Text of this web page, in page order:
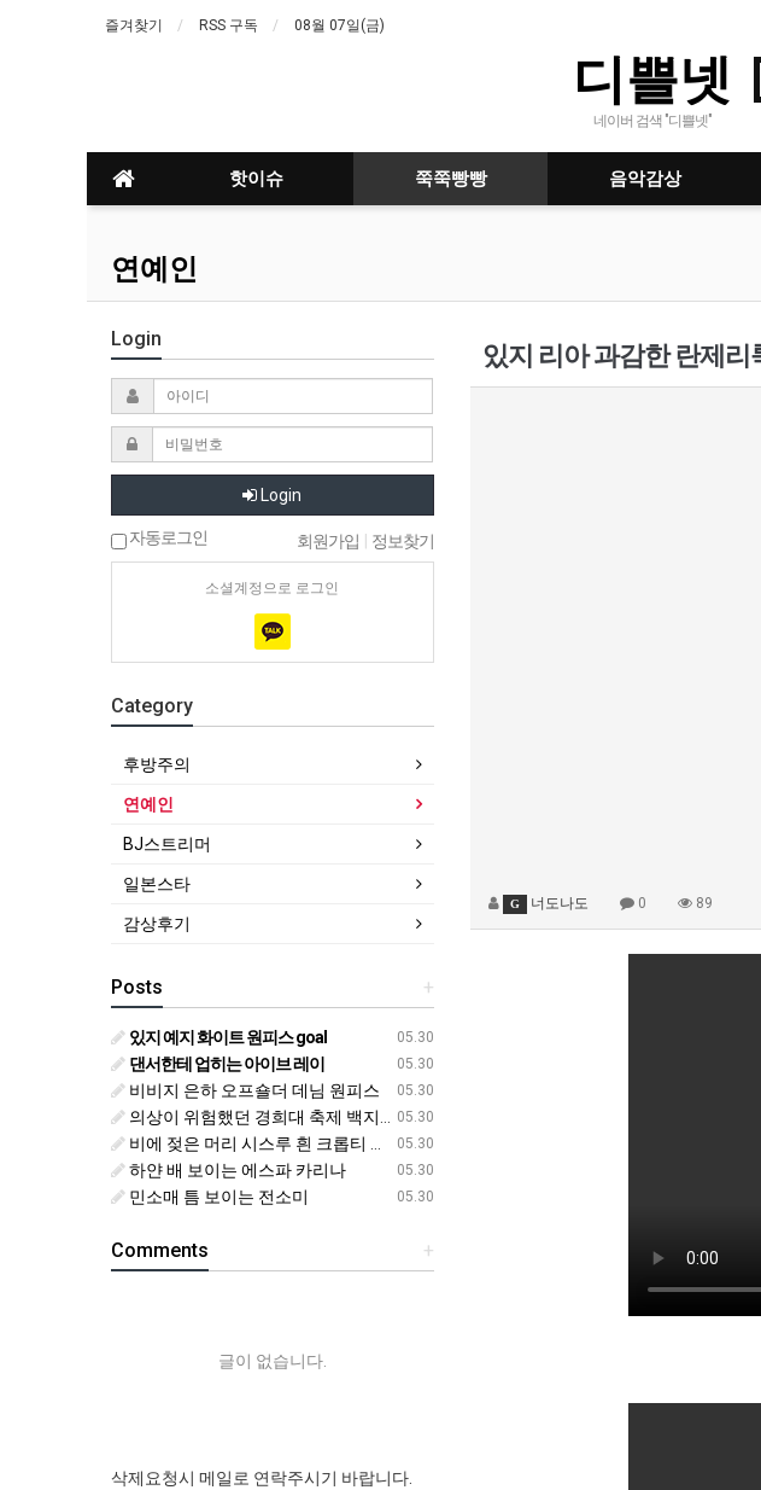
즐겨찾기 RSS 구독 08월 07일(금)
디쁠넷
네이버 검색 "디쁠넷"
핫이슈 쭉쭉빵빵 음악감상
연예인
있지 리아 과감한 란제리
G 너도나도 0 89
Login
Login
자동로그인 회원가입 정보찾기
소셜계정으로 로그인
Category
후방주의
연예인
BJ스트리머
일본스타
감상후기
+
Posts
05.30
있지 예지 화이트 원피스 goal
05.30
댄서한테 업히는 아이브 레이
05.30
비비지 은하 오프숄더 데님 원피스
05.30
의상이 위험했던 경희대 축제 백지헌
05.30
비에 젖은 머리 시스루 흰 크롭티 에스파 닝닝
05.30
하얀 배 보이는 에스파 카리나
05.30
민소매 틈 보이는 전소미
+
Comments
글이 없습니다.
삭제요청시 메일로 연락주시기 바랍니다.